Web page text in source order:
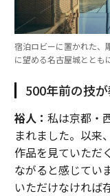
宿泊ロビーに置かれた、
に望める名古屋城ととも
500年前の技
裕人： 私は京都・
まれました。以来
作品を見ていただ
ながると感じてい
いただけなければ